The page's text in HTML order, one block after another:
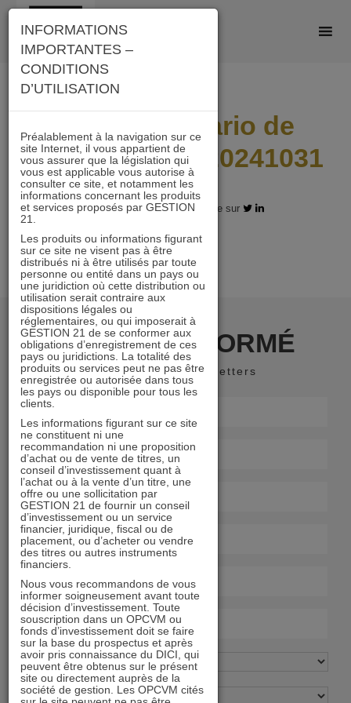
Skip
content
A21_I_Scenario de
performance_20241031
17.12.2024 - Partagez l'article sur
RESTER INFORMÉ
Recevoir nos newsletters
INFORMATIONS
IMPORTANTES –
CONDITIONS
D’UTILISATION
Préalablement à la navigation sur ce
site Internet, il vous appartient de
vous assurer que la législation qui
vous est applicable vous autorise à
consulter ce site, et notamment les
informations concernant les produits
et services proposés par GESTION
21.
Les produits ou informations figurant
sur ce site ne visent pas à être
distribués ni à être utilisés par toute
personne ou entité dans un pays ou
une juridiction où cette distribution ou
utilisation serait contraire aux
dispositions légales ou
réglementaires, ou qui imposerait à
GESTION 21 de se conformer aux
obligations d’enregistrement de ces
pays ou juridictions. La totalité des
produits ou services peut ne pas être
enregistrée ou autorisée dans tous
les pays ou disponible pour tous les
clients.
Les informations figurant sur ce site
ne constituent ni une
recommandation ni une proposition
d’achat ou de vente de titres, un
conseil d’investissement quant à
l’achat ou à la vente d’un titre, une
offre ou une sollicitation par
GESTION 21 de fournir un conseil
d’investissement ou un service
financier, juridique, fiscal ou de
placement, ou d’acheter ou vendre
des titres ou autres instruments
financiers.
Nous vous recommandons de vous
informer soigneusement avant toute
décision d’investissement. Toute
souscription dans un OPCVM ou
fonds d’investissement doit se faire
sur la base du prospectus et après
avoir pris connaissance du DICI, qui
peuvent être obtenus sur le présent
site ou directement auprès de la
société de gestion. Les OPCVM cités